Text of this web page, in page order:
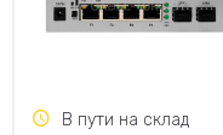
В пути на склад